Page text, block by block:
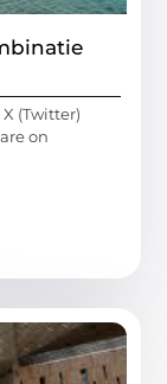
(Twitter)
on